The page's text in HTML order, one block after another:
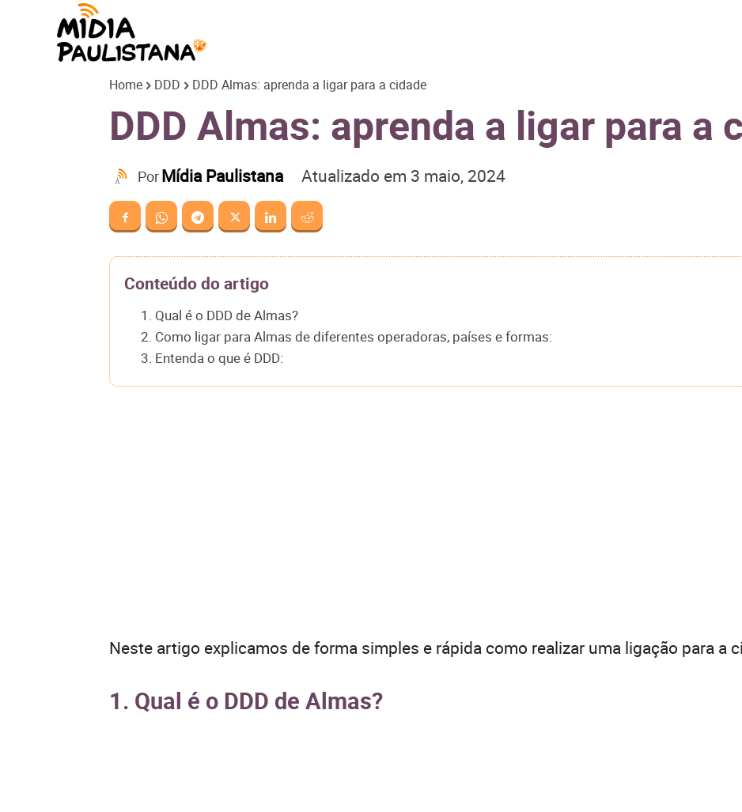
Paulistana
Home DDD DDD Almas: aprenda a ligar para a cidade
DDD Almas: aprenda a ligar para a
PorMídia Paulistana Atualizado em 3 maio, 2024
Conteúdo do artigo
1. Qual é o DDD de Almas?
2. Como ligar para Almas de diferentes operadoras, países e formas:
3. Entenda o que é DDD:
Neste artigo explicamos de forma simples e rápida como realizar uma ligação para a
1. Qual é o DDD de Almas?